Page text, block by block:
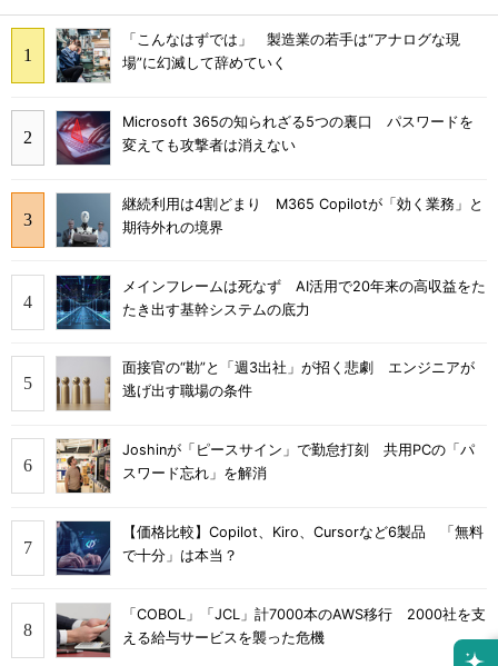
「こんなはずでは」 製造業の若手は“アナログな現
場”に幻滅して辞めていく
Microsoft 365の知られざる5つの裏口 パスワードを
変えても攻撃者は消えない
継続利用は4割どまり M365 Copilotが「効く業務」と
期待外れの境界
メインフレームは死なず AI活用で20年来の高収益をた
たき出す基幹システムの底力
面接官の“勘”と「週3出社」が招く悲劇 エンジニアが
逃げ出す職場の条件
Joshinが「ピースサイン」で勤怠打刻 共用PCの「パ
スワード忘れ」を解消
【価格比較】Copilot、Kiro、Cursorなど6製品 「無料
で十分」は本当？
「COBOL」「JCL」計7000本のAWS移行 2000社を支
える給与サービスを襲った危機